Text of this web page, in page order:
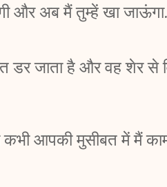
और अब मैं तुम्हें खा
डर जाता है और वह शेर से
आपकी मुसीबत में मैं